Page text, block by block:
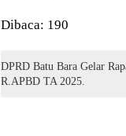
Dibaca: 190
DPRD Batu Bara Gelar
R.APBD TA 2025.